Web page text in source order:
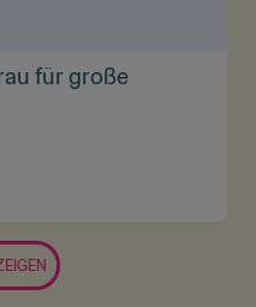
für große